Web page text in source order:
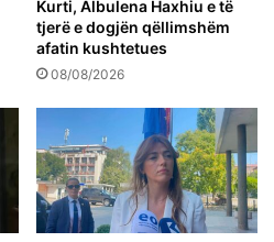
Kurti, Albulena Haxhiu e të
tjerë e dogjën qëllimshëm
afatin kushtetues
08/08/2026